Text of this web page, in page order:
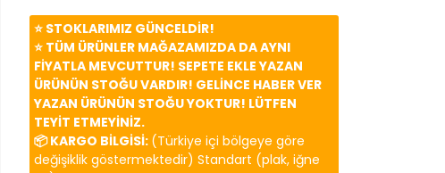
⭐️ STOKLARIMIZ GÜNCELDİR!
⭐️ TÜM ÜRÜNLER MAĞAZAMIZDA DA AYNI
FİYATLA MEVCUTTUR! SEPETE EKLE YAZAN
ÜRÜNÜN STOĞU VARDIR! GELİNCE HABER VER
YAZAN ÜRÜNÜN STOĞU YOKTUR! LÜTFEN
TEYİT ETMEYİNİZ.
📦 KARGO BİLGİSİ: (Türkiye içi bölgeye göre
değişiklik göstermektedir) Standart (plak, iğne